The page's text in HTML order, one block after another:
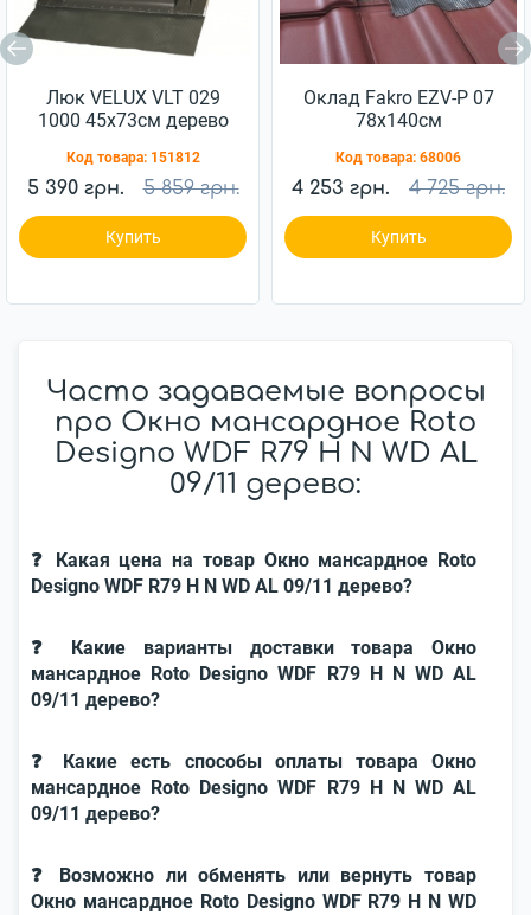
Люк VELUX VLT 029
1000 45x73см дерево
Код товара: 151812
5 390 грн. 5 859 грн.
Купить
Оклад Fakro EZV-P 07
78x140см
Код товара: 68006
4 253 грн. 4 725 грн.
Купить
Часто задаваемые вопросы
про Окно мансардное Roto
Designo WDF R79 H N WD AL
09/11 дерево:
❓ Какая цена на товар Окно мансардное Roto
Designo WDF R79 H N WD AL 09/11 дерево?
❓ Какие варианты доставки товара Окно
мансардное Roto Designo WDF R79 H N WD AL
09/11 дерево?
❓ Какие есть способы оплаты товара Окно
мансардное Roto Designo WDF R79 H N WD AL
09/11 дерево?
❓ Возможно ли обменять или вернуть товар
Окно мансардное Roto Designo WDF R79 H N WD